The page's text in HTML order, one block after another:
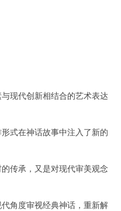
现代创新相结合的艺术表达
式在神话故事中注入了新的
传承，又是对现代审美观念
角度审视经典神话，重新解